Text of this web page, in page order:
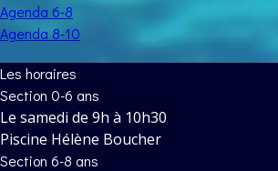
Agenda 6-8
Agenda 8-10
Les horaires
Section 0-6 ans
Le samedi de 9h à 10h30
Piscine Hélène Boucher
Section 6-8 ans